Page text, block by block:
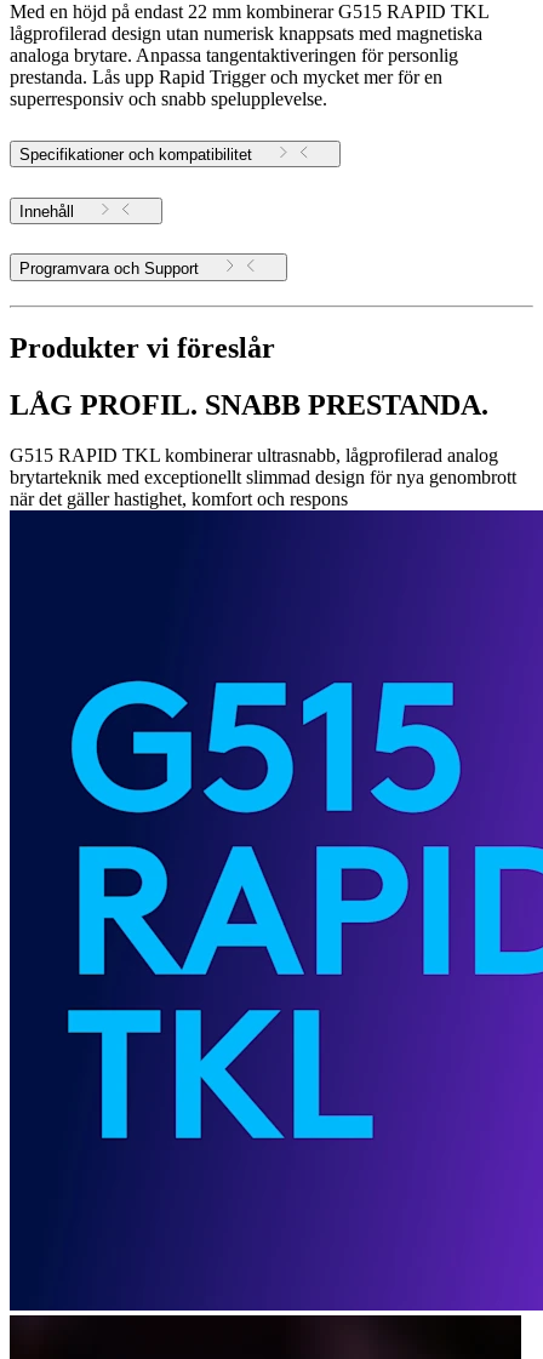
Med en höjd på endast 22 mm kombinerar G515 RAPID TKL
lågprofilerad design utan numerisk knappsats med magnetiska
analoga brytare. Anpassa tangentaktiveringen för personlig
prestanda. Lås upp Rapid Trigger och mycket mer för en
superresponsiv och snabb spelupplevelse.
Specifikationer och kompatibilitet
Innehåll
Programvara och Support
Produkter vi föreslår
LÅG PROFIL. SNABB PRESTANDA.
G515 RAPID TKL kombinerar ultrasnabb, lågprofilerad analog
brytarteknik med exceptionellt slimmad design för nya genombrott
när det gäller hastighet, komfort och respons